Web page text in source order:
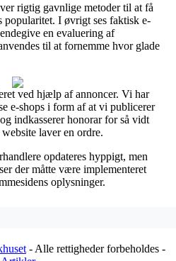
rigtig gavnlige metoder til at få
I øvrigt ses faktisk e-
en evaluering af
til at fornemme hvor glade
ved hjælp af annoncer. Vi har
e-shops i form af at vi publicerer
indkasserer honorar for så vidt
laver en ordre.
opdateres hyppigt, men
der måtte være implementeret
oplysninger.
- Alle rettigheder forbeholdes -